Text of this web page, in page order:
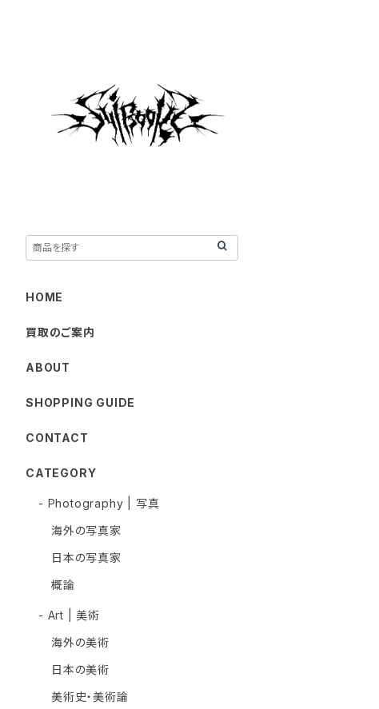
HOME
買取のご案内
ABOUT
SHOPPING GUIDE
CONTACT
CATEGORY
- Photography | 写真
海外の写真家
日本の写真家
概論
- Art | 美術
海外の美術
日本の美術
美術史・美術論